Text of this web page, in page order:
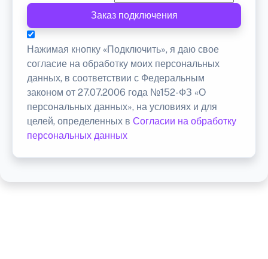
Заказ подключения
Нажимая кнопку «Подключить», я даю свое
согласие на обработку моих персональных
данных, в соответствии с Федеральным
законом от 27.07.2006 года №152-ФЗ «О
персональных данных», на условиях и для
целей, определенных в Согласии на обработку
персональных данных